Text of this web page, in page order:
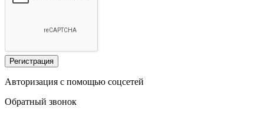
Регистрация
Авторизация с помощью соцсетей
Обратный звонок